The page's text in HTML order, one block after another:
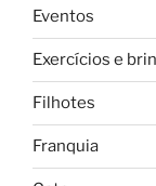
Eventos
Exercícios e
Filhotes
Franquia